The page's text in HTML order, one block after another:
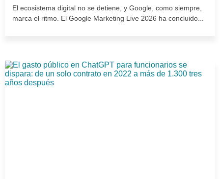
El ecosistema digital no se detiene, y Google, como siempre,
marca el ritmo. El Google Marketing Live 2026 ha concluido...